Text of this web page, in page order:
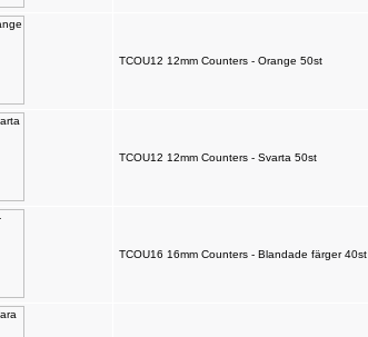
TCOU12 12mm Counters - Orange 50st
TCOU12 12mm Counters - Svarta 50st
TCOU16 16mm Counters - Blandade färger 40st